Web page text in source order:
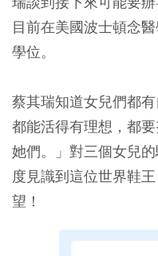
目前在美國波士頓念
學位。
蔡其瑞知道女兒們都
都能活得有理想，都
她們。」對三個女兒
度見識到這位世界鞋
望！